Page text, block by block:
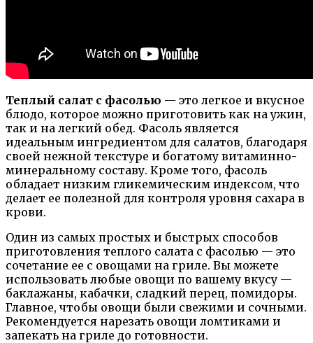
Теплый салат с фасолью — это легкое и вкусное
блюдо, которое можно приготовить как на ужин,
так и на легкий обед. Фасоль является
идеальным ингредиентом для салатов, благодаря
своей нежной текстуре и богатому витаминно-
минеральному составу. Кроме того, фасоль
обладает низким гликемическим индексом, что
делает ее полезной для контроля уровня сахара в
крови.
Один из самых простых и быстрых способов
приготовления теплого салата с фасолью — это
сочетание ее с овощами на гриле. Вы можете
использовать любые овощи по вашему вкусу —
баклажаны, кабачки, сладкий перец, помидоры.
Главное, чтобы овощи были свежими и сочными.
Рекомендуется нарезать овощи ломтиками и
запекать на гриле до готовности.